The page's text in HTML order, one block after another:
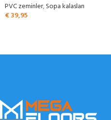
PVC zeminler,Sopa kalasları
€39,95